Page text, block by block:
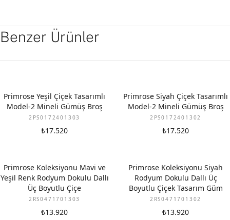
Benzer Ürünler
Primrose Yeşil Çiçek Tasarımlı
Model-2 Mineli Gümüş Broş
2PS0172401303
₺17.520
Primrose Siyah Çiçek Tasarımlı
Model-2 Mineli Gümüş Broş
2PS0172401302
₺17.520
Primrose Koleksiyonu Mavi ve
Yeşil Renk Rodyum Dokulu Dallı
Üç Boyutlu Çiçe
2RS0471701303
₺13.920
Primrose Koleksiyonu Siyah
Rodyum Dokulu Dallı Üç
Boyutlu Çiçek Tasarım Güm
2RS0471701302
₺13.920